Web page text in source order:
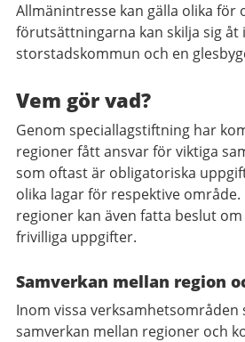
Allmänintresse kan gälla olika för
förutsättningarna kan skilja sig åt
storstadskommun och en
Vem gör vad?
Genom speciallagstiftning har
regioner fått ansvar för viktiga
som oftast är obligatoriska
olika lagar för respektive
regioner kan även fatta beslut
frivilliga uppgifter.
Samverkan mellan region
Inom vissa
samverkan mellan regioner och